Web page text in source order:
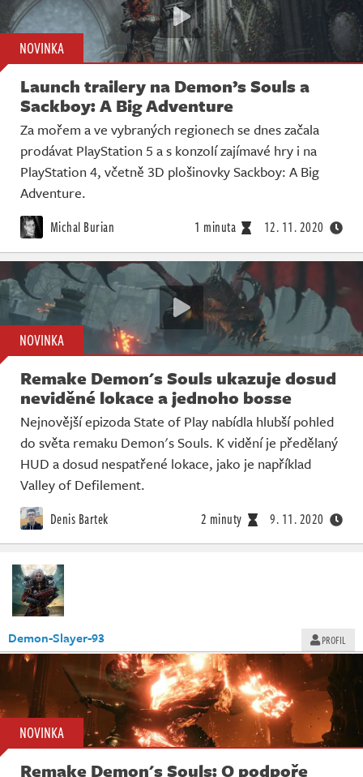
NOVINKA
Launch trailery na Demon’s Souls a
Sackboy: A Big Adventure
Za mořem a ve vybraných regionech se dnes začala
prodávat PlayStation 5 a s konzolí zajímavé hry i na
PlayStation 4, včetně 3D plošinovky Sackboy: A Big
Adventure.
Michal Burian 1 minuta 12. 11. 2020
NOVINKA
Remake Demon's Souls ukazuje dosud
neviděné lokace a jednoho bosse
Nejnovější epizoda State of Play nabídla hlubší pohled
do světa remaku Demon's Souls. K vidění je předělaný
HUD a dosud nespatřené lokace, jako je například
Valley of Defilement.
Denis Bartek 2 minuty 9. 11. 2020
Demon-Slayer-93 PROFIL
NOVINKA
Remake Demon's Souls: O podpoře